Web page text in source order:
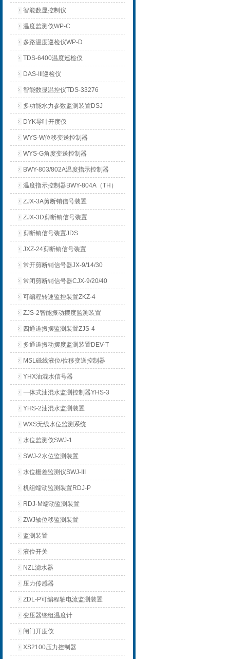
智能数显控制仪
温度监测仪WP-C
多路温度巡检仪WP-D
TDS-6400温度巡检仪
DAS-III巡检仪
智能数显温控仪TDS-33276
多功能水力参数监测装置DSJ
DYK导叶开度仪
WYS-W位移变送控制器
WYS-G角度变送控制器
BWY-803/802A温度指示控制器
温度指示控制器BWY-804A（TH）
ZJX-3A剪断销信号装置
ZJX-3D剪断销信号装置
剪断销信号装置JDS
JXZ-24剪断销信号装置
常开剪断销信号器JX-9/14/30
常闭剪断销信号器CJX-9/20/40
可编程转速监控装置ZKZ-4
ZJS-2智能振动摆度监测装置
四通道振摆监测装置ZJS-4
多通道振动摆度监测装置DEV-T
MSL磁线液位/位移变送控制器
YHX油混水信号器
一体式油混水监测控制器YHS-3
YHS-2油混水监测装置
WXS无线水位监测系统
水位监测仪SWJ-1
SWJ-2水位监测装置
水位栅差监测仪SWJ-III
机组蠕动监测装置RDJ-P
RDJ-M蠕动监测装置
ZWJ轴位移监测装置
监测装置
液位开关
NZL滤水器
压力传感器
ZDL-P可编程轴电流监测装置
变压器绕组温度计
闸门开度仪
XS2100压力控制器